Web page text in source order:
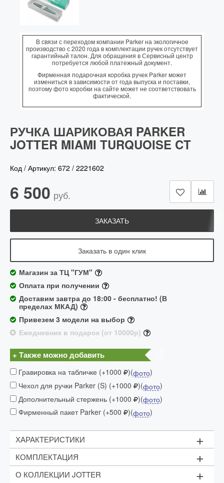
В связи с переходом компании Parker на экологичное
производство с 2020 года в комплектации ручек отсутствует
гарантийный талон. Для обращения в Сервисный центр
потребуется любой платежный документ.
Фирменная подарочная коробка ручек Parker может
измениться в зависимости от года выпуска и поставки,
поэтому фото коробки на сайте может не соответствовать
фактической.
РУЧКА ШАРИКОВАЯ PARKER
JOTTER MIAMI TURQUOISE CT
Код / Артикул: 672 / 2221602
6 500 руб.
ЗАКАЗАТЬ
Заказать в один клик
Магазин за ТЦ "ГУМ"
Оплата при получении
Доставим завтра до 18:00 - бесплатно! (В
пределах МКАД)
Привезем 3 модели на выбор
Ежедневник в подарок (от 10000р)
+ Также можно добавить
Гравировка на табличке (+1000 )(фото)
Чехол для ручки Parker (S) (+1000
)(фото)
Дополнительный стержень (+1000
)(фото)
Фирменный пакет Parker (+500
)(фото)
ХАРАКТЕРИСТИКИ +
ЯРКАЯ И НАДЕЖНАЯ РУЧКА
КОМПЛЕКТАЦИЯ +
Синий стержень (M - 1мм)
О КОЛЛЕКЦИИ JOTTER
+